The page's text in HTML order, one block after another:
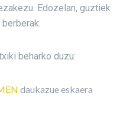
Edozelan, guztiek
beharko duzu:
daukazue eskaera